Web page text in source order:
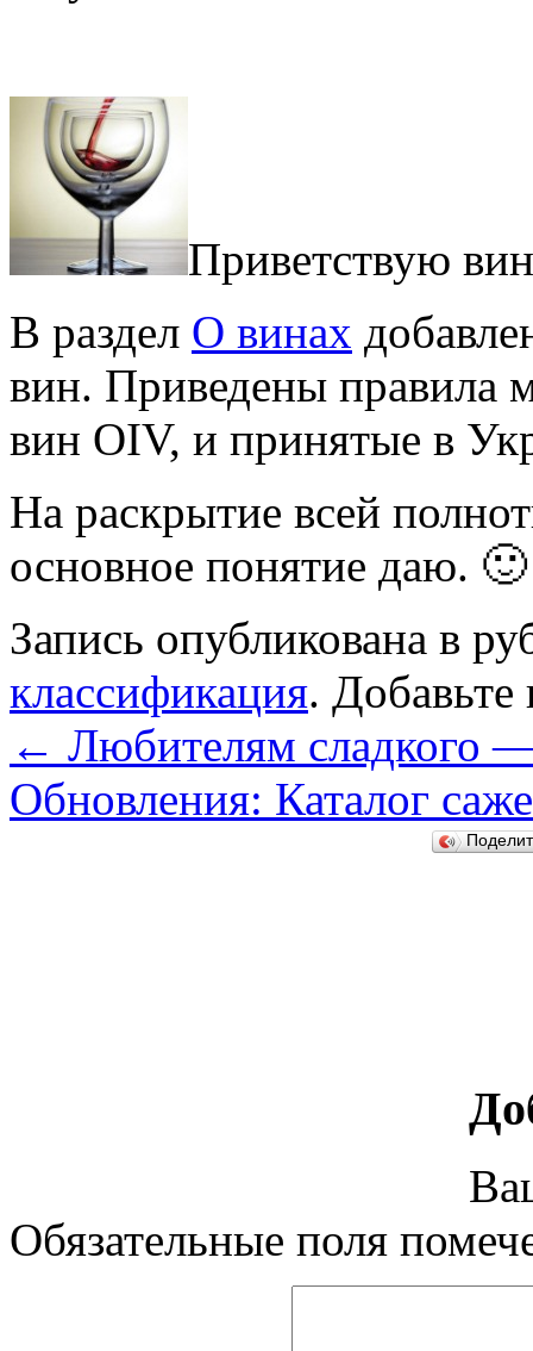
Приветствую
В раздел О винах
вин. Приведены правила
вин OIV, и принятые в
На раскрытие всей
основное понятие даю.
Запись опубликована в
классификация. Добавьте
← Любителям сладкого
Обновления: Каталог
Обязательные поля